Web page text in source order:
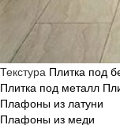
Текстура Плитка под
Плитка под металл
Плафоны из латуни
Плафоны из меди